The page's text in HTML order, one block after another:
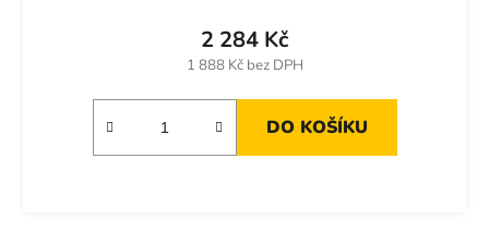
1 888 Kč bez DPH
2 284 Kč
DO KOŠÍKU